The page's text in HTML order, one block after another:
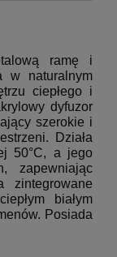
ramę i
w naturalnym
ciepłego i
dyfuzor
szerokie i
Działa
50°C, a jego
zapewniając
zintegrowane
białym
Posiada